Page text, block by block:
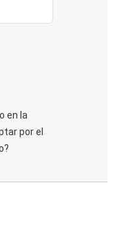
en la
por el